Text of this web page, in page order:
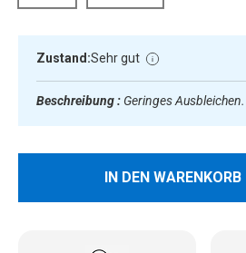
Zustand:Sehr gut
Beschreibung : Geringes Ausbleichen.
IN DEN WARENKORB